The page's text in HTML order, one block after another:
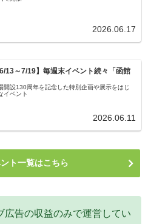
2026.06.17
6/13～7/19】毎週末イベント続々「函館
開設130周年を記念した特別企画や展示をはじ
イベント
2026.06.11
ト一覧はこちら
広告の収益のみで運営してい